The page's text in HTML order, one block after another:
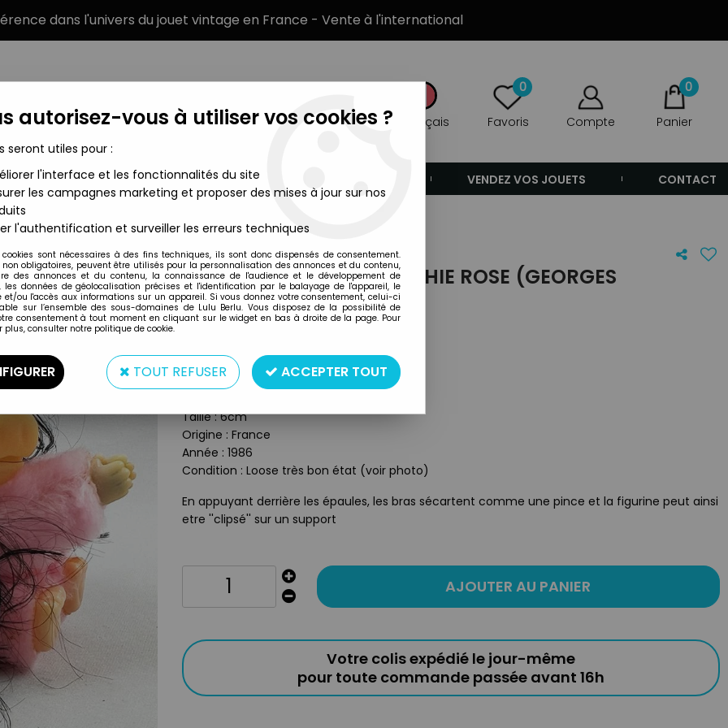
dans l'univers du jouet vintage en France - Vente à l'international
Français
0
Favoris Compte
0
Panier
MARQUES TYPE DE PRODUIT VENDEZ VOS JOUETS CONTACT
Marchais) TF1
TF1
LE BÉBÊTE SHOW - MARCHIE ROSE (GEORGES
MARCHAIS) TF1
9,99€TTC
Réf. :REF39788
Type : Mini-figurine "à pinces"
Taille : 6cm
Origine : France
Année : 1986
Condition : Loose très bon état (voir photo)
En appuyant derrière les épaules, les bras sécartent comme une pince et la figurine peut ainsi
etre ''clipsé'' sur un support
AJOUTER AU PANIER
Votre colis expédié le jour-même
pour toute commande passée avant 16h
autorisez-vous à utiliser vos cookies ?
seront utiles pour :
l'interface et les fonctionnalités du site
les campagnes marketing et proposer des mises à jour sur nos
l'authentification et surveiller les erreurs techniques
cookies sont nécessaires à des fins techniques, ils sont donc dispensés de consentement.
non obligatoires, peuvent être utilisés pour la personnalisation des annonces et du contenu,
des annonces et du contenu, la connaissance de l'audience et le développement de
les données de géolocalisation précises et l'identification par le balayage de l'appareil, le
et/ou l'accès aux informations sur un appareil. Si vous donnez votre consentement, celui-ci
sur l’ensemble des sous-domaines de Lulu Berlu. Vous disposez de la possibilité de
consentement à tout moment en cliquant sur le widget en bas à droite de la page. Pour
plus, consulter notre politique de cookie.
TOUT REFUSER ACCEPTER TOUT